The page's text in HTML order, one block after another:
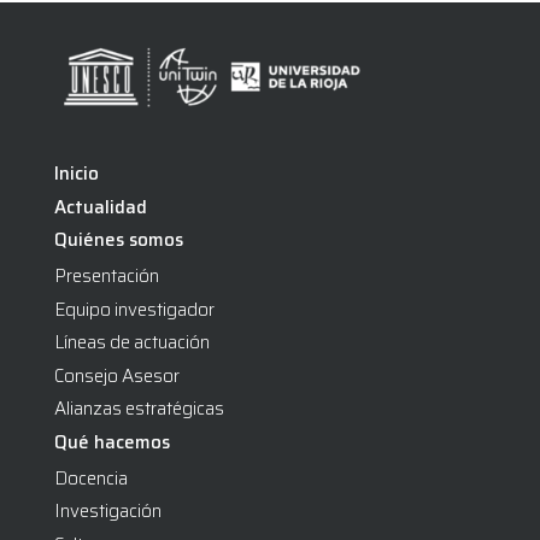
Enma Juaneda Ayensa(1)
Esther Raya Díaz
Fermín Navaridas Nalda
Leonor González Menorca
Mariola Urrea Corres
Neus Caparrós Civera
Inicio
Actualidad
Quiénes somos
Presentación
Equipo investigador
Líneas de actuación
Consejo Asesor
Alianzas estratégicas
Qué hacemos
Docencia
Investigación